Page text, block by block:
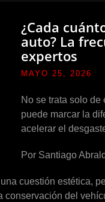
¿Cada
auto? La
expertos
MAYO 25, 2026
No se trata solo
puede marcar la
acelerar el
Por Santiago
cuestión estética,
del